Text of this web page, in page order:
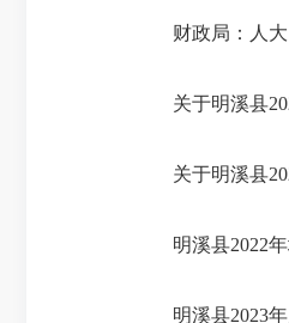
财政局：人
关于明溪县
关于明溪县
明溪县2022
明溪县2023